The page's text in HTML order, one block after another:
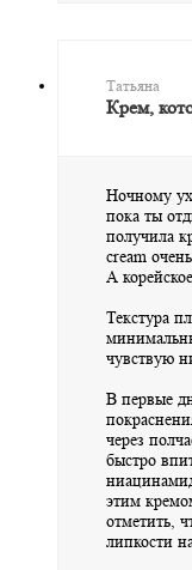
Татьяна
Крем,
Ночному
пока ты
получила
cream
А
Текстура
чувствую
В первые
через
быстро
этим
отметить,
липкости